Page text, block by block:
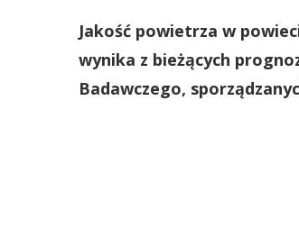
Jakość powietrza w
wynika z bieżących
Badawczego,